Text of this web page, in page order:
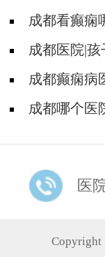
吗?成都看癫痫
痫发作时要做
成都医院|
吗?成都癫痫病
是什么?
成都哪个医
医
Copyright